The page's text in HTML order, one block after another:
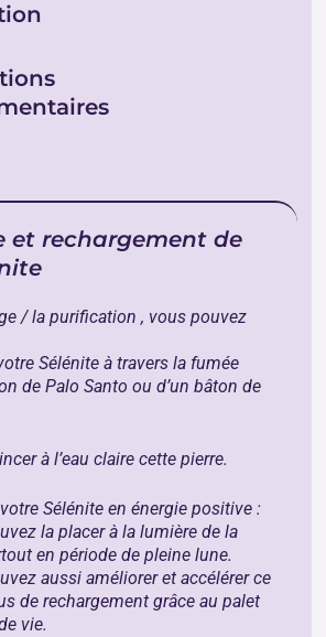
et rechargement de
/ la purification , vous pouvez
Sélénite à travers la fumée
de Palo Santo ou d’un bâton de
à l’eau claire cette pierre.
Sélénite en énergie positive :
la placer à la lumière de la
en période de pleine lune.
aussi améliorer et accélérer ce
de rechargement grâce aupalet
vie.